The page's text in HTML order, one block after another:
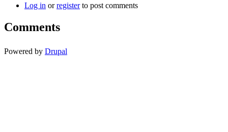
Log in orregisterto post comments
Comments
Powered by Drupal